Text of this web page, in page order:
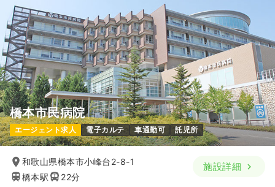
橋本市民病院
エージェント求人 電子カルテ 車通勤可 託児所
和歌山県橋本市小峰台2-8-1
橋本駅
22分
施設詳細